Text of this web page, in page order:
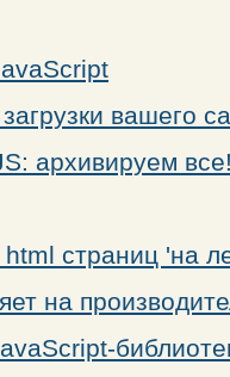
вашего
архивируем
страниц 'на
на